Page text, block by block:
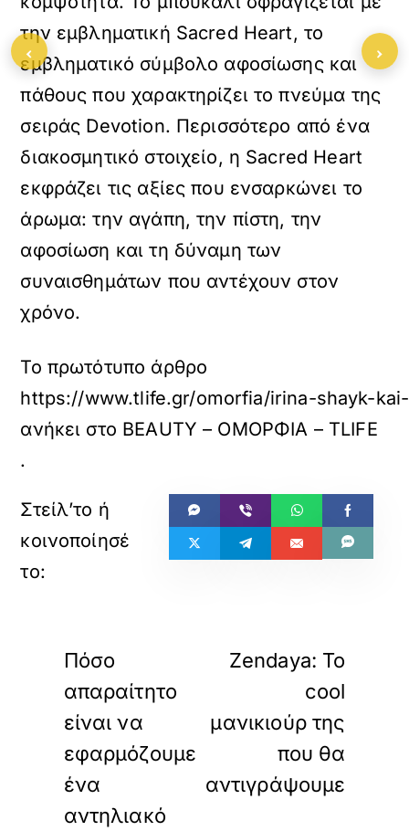
την εμβληματική Sacred Heart, το
εμβληματικό σύμβολο αφοσίωσης και
πάθους που χαρακτηρίζει το πνεύμα της
σειράς Devotion. Περισσότερο από ένα
διακοσμητικό στοιχείο, η Sacred Heart
εκφράζει τις αξίες που ενσαρκώνει το
άρωμα: την αγάπη, την πίστη, την
αφοσίωση και τη δύναμη των
συναισθημάτων που αντέχουν στον
χρόνο.
Το πρωτότυπο άρθρο
https://www.tlife.gr/omorfia/irina-shayk-
ανήκει στο BEAUTY – ΟΜΟΡΦΙΑ – TLIFE
.
Πόσο
απαραίτητο
είναι να
εφαρμόζουμε
ένα
αντηλιακό
Zendaya: Το
cool
μανικιούρ της
που θα
αντιγράψουμε
‹ ›